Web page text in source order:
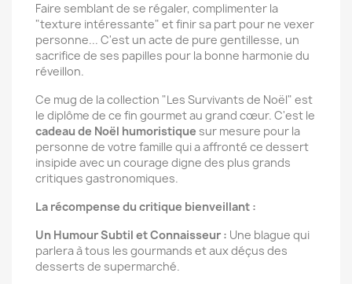
Faire semblant de se régaler, complimenter la
"texture intéressante" et finir sa part pour ne vexer
personne... C'est un acte de pure gentillesse, un
sacrifice de ses papilles pour la bonne harmonie du
réveillon.
Ce mug de la collection "Les Survivants de Noël" est
le diplôme de ce fin gourmet au grand cœur. C'est le
cadeau de Noël humoristique sur mesure pour la
personne de votre famille qui a affronté ce dessert
insipide avec un courage digne des plus grands
critiques gastronomiques.
La récompense du critique bienveillant :
Un Humour Subtil et Connaisseur : Une blague qui
parlera à tous les gourmands et aux déçus des
desserts de supermarché.